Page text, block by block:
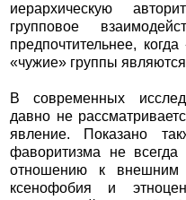
иерархическую
групповое
предпочтительнее,
«чужие» группы
В современных
давно не
явление. Показано
фаворитизма не
отношению к внешним
ксенофобия и